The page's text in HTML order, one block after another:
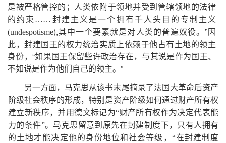
是被严格管控的；人类依附于领地并受到管辖领地的法律
的约束……封建主义是一个拥有千人头目的专制主义
(undespotisme),其中一个要素就是对人类的普遍奴役。”因
此，封建国王的权力统治实质上依赖于他占有土地的领主
身份，“如果国王保留些许政治存在，与其说是作为国王、
不如说是作为他们自己的领主。”
另一方面，马克思从该书末尾摘录了法国大革命后资产
阶级社会秩序的形成，特别是资产阶级如何通过财产所有权
建立新秩序，并用德文标记为“财产所有权作为决定代表能
力的条件”。马克思留意到原先在封建制度下，只有人拥有
的土地才能决定他的身份地位和社会等级，“在封建制度